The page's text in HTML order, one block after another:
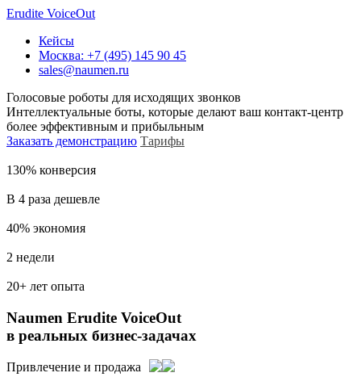
Erudite VoiceOut
Кейсы
Москва: +7 (495) 145 90 45
sales@naumen.ru
Голосовые роботы для исходящих звонков
Интеллектуальные боты, которые делают ваш контакт-центр
более эффективным и прибыльным
Заказать демонстрацию Тарифы
130% конверсия
В 4 раза дешевле
40% экономия
2 недели
20+ лет опыта
Naumen Erudite VoiceOut
в реальных бизнес-задачах
Привлечение и продажа